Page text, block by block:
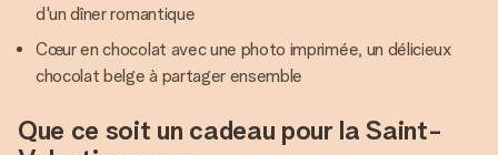
d'un dîner romantique
Cœur en chocolat avec une photo imprimée, un délicieux
chocolat belge à partager ensemble
Que ce soit un cadeau pour la Saint-